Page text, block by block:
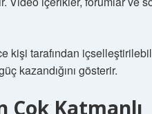
kişi tarafından
kazandığını gösterir.
Çok Katmanlı